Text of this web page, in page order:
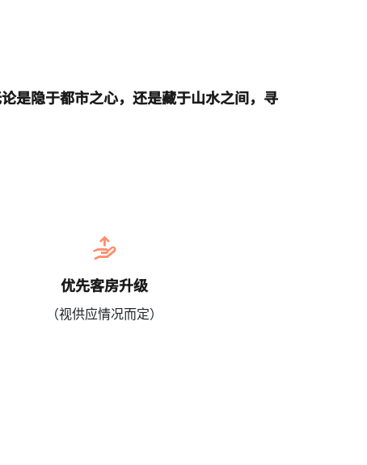
是隐于都市之心，还是藏于山水之间，寻
优先客房升级
（视供应情况而定）